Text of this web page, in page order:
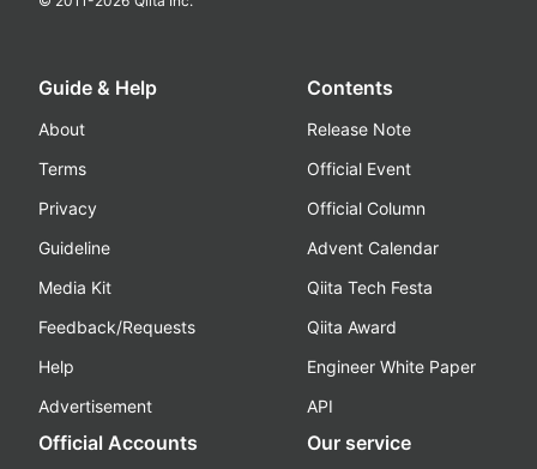
Guide & Help
About
Terms
Privacy
Guideline
Media Kit
Feedback/Requests
Help
Advertisement
Contents
Release Note
Official Event
Official Column
Advent Calendar
Qiita Tech Festa
Qiita Award
Engineer White Paper
API
Official Accounts Our service